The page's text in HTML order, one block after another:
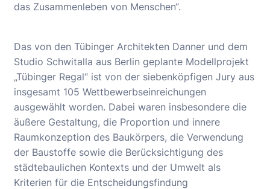
das Zusammenleben von Menschen“.
Das von den Tübinger Architekten Danner und dem
Studio Schwitalla aus Berlin geplante Modellprojekt
„Tübinger Regal“ ist von der siebenköpfigen Jury aus
insgesamt 105 Wettbewerbseinreichungen
ausgewählt worden. Dabei waren insbesondere die
äußere Gestaltung, die Proportion und innere
Raumkonzeption des Baukörpers, die Verwendung
der Baustoffe sowie die Berücksichtigung des
städtebaulichen Kontexts und der Umwelt als
Kriterien für die Entscheidungsfindung